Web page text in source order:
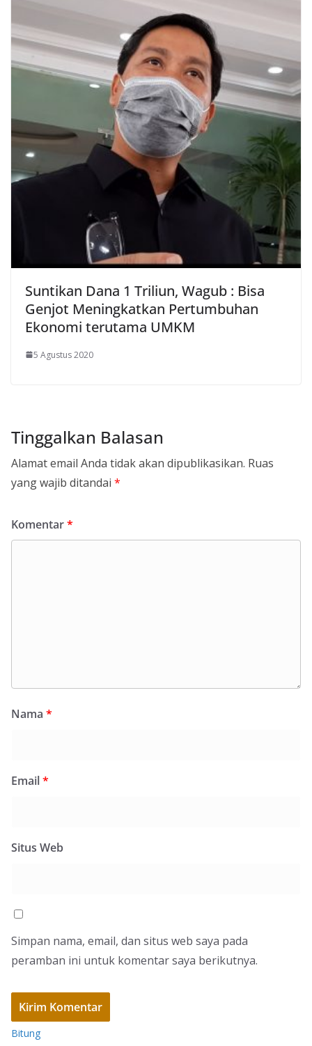
Suntikan Dana 1 Triliun, Wagub : Bisa
Genjot Meningkatkan Pertumbuhan
Ekonomi terutama UMKM
5 Agustus 2020
Tinggalkan Balasan
Alamat email Anda tidak akan dipublikasikan. Ruas
yang wajib ditandai *
Komentar*
Nama *
Email*
Situs Web
Simpan nama, email, dan situs web saya pada
peramban ini untuk komentar saya berikutnya.
Bitung